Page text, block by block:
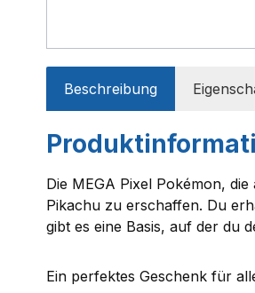
Beschreibung
Die MEGA Pixel Pokémon,
Pikachu zu erschaffen. Du
gibt es eine Basis, auf der du
Ein perfektes Geschenk für